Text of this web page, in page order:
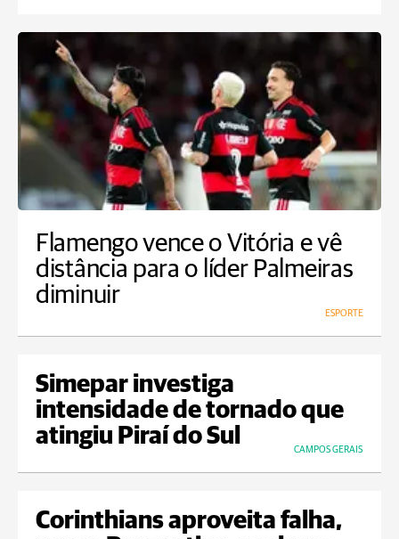
Flamengo vence o Vitória e vê
distância para o líder Palmeiras
diminuir
ESPORTE
Simepar investiga
intensidade de tornado que
atingiu Piraí do Sul
CAMPOS GERAIS
Corinthians aproveita falha,